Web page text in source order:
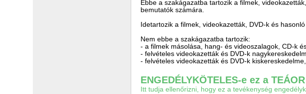
Ebbe a szakágazatba tartozik a filmek,
bemutatók számára.
Idetartozik a filmek, videokazetták, DVD-k és
Nem ebbe a szakágazatba tartozik:
- a filmek másolása, hang- és videoszalagok, CD-k
- felvételes videokazetták és DVD-k
- felvételes videokazetták és DVD-k kiskereskedelme,
ENGEDÉLYKÖTELES-e ez a
Itt tudja ellenőrizni, hogy ez a tevékenység